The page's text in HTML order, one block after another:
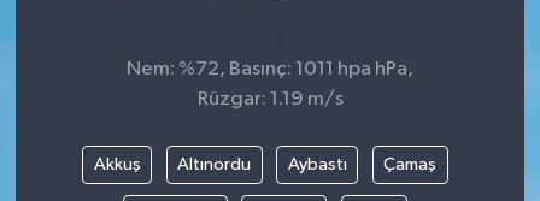
Nem: %72, Basınç: 1011 hpa hPa,
Rüzgar: 1.19 m/s
Akkuş Altınordu Aybastı Çamaş
Resmî ilanlar